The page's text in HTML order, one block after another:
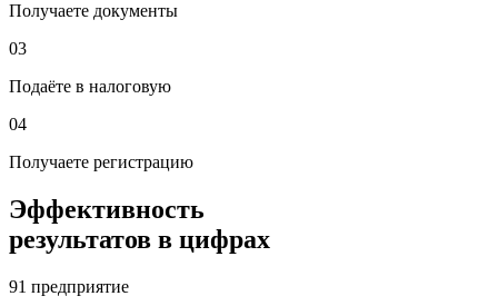
Получаете документы
03
Подаёте в налоговую
04
Получаете регистрацию
Эффективность
результатов в цифрах
91 предприятие